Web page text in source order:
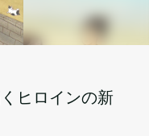
ヒロインの新